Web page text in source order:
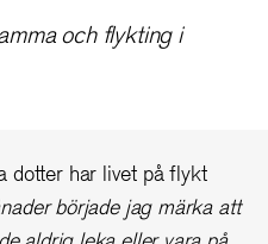
och flykting i
dotter har livet på flykt
började jag märka att